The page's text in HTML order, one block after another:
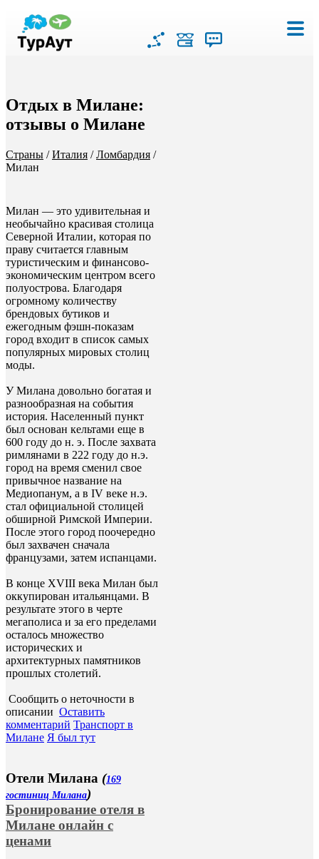
Отдых в Милане:
отзывы о Милане
Страны /Италия /Ломбардия /
Милан
Милан — это удивительная и
необычайно красивая столица
Северной Италии, которая по
праву считается главным
туристическим и финансово-
экономическим центром всего
полуострова. Благодаря
огромному количеству
брендовых бутиков и
ежегодным фэшн-показам
город входит в список самых
популярных мировых столиц
моды.
У Милана довольно богатая и
разнообразная на события
история. Населенный пункт
был основан кельтами еще в
600 году до н. э. После захвата
римлянами в 222 году до н.э.
город на время сменил свое
привычное название на
Медиопанум, а в IV веке н.э.
стал официальной столицей
обширной Римской Империи.
После этого город поочередно
был захвачен сначала
французами, затем испанцами.
В конце XVIII века Милан был
оккупирован итальянцами. В
результате этого в черте
мегаполиса и за его пределами
осталось множество
исторических и
архитектурных памятников
прошлых столетий.
Сообщить о неточности в
описании Оставить
комментарий Транспорт в
Милане Я был тут
Отели Милана (169
гостиниц Милана)
Бронирование отеля в
Милане онлайн с
ценами